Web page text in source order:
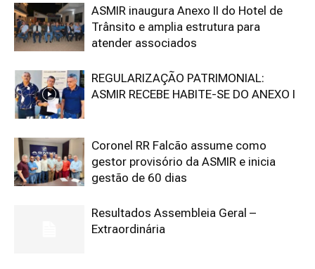
ASMIR inaugura Anexo II do Hotel de
Trânsito e amplia estrutura para
atender associados
REGULARIZAÇÃO PATRIMONIAL:
ASMIR RECEBE HABITE-SE DO ANEXO I
Coronel RR Falcão assume como
gestor provisório da ASMIR e inicia
gestão de 60 dias
Resultados Assembleia Geral –
Extraordinária